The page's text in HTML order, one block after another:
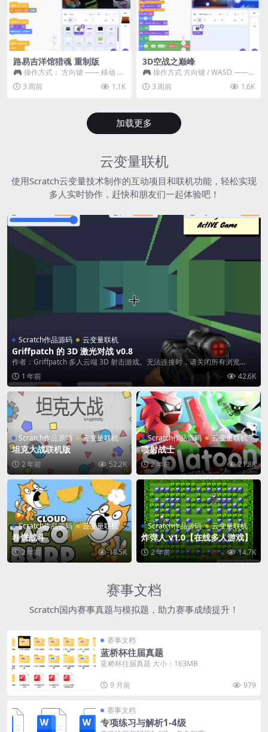
路易吉洋馆猎魂 重制版
🎮 操作方式： 方向键 —— 移动 &
跳跃 空格 —— 打开宝箱 将你...
3 周前 1.1K
3D空战之巅峰
🎮 操作方式 方向键 / WASD ——
移动 Z / K —— 射击 / 攻击...
3 周前 1.6K
加载更多
云变量联机
使用Scratch云变量技术制作的互动项目和联机功能，轻松实现
多人实时协作，赶快和朋友们一起体验吧！
Scratch作品源码 云变量联机
Griffpatch 的 3D 激光对战 v0.8
作者：Griffpatch 多人云端 3D 射击游戏。无法连接时，请关闭所有浏览...
1 年前
42.6K
Scratch作品源码 云变量联机
坦克大战联机版
2 年前 52.2K
Scratch作品源码 云变量联机
喷射战士
2 年前 21.8K
Scratch作品源码 云变量联机
卷饼战斗
2 年前 18.5K
Scratch作品源码 云变量联机
炸弹人 v1.0【在线多人游戏】
2 年前 14.7K
赛事文档
Scratch国内赛事真题与模拟题，助力赛事成绩提升！
赛事文档
蓝桥杯往届真题
蓝桥杯往届真题 大小：163MB
9 月前 979
赛事文档
专项练习与解析1-4级